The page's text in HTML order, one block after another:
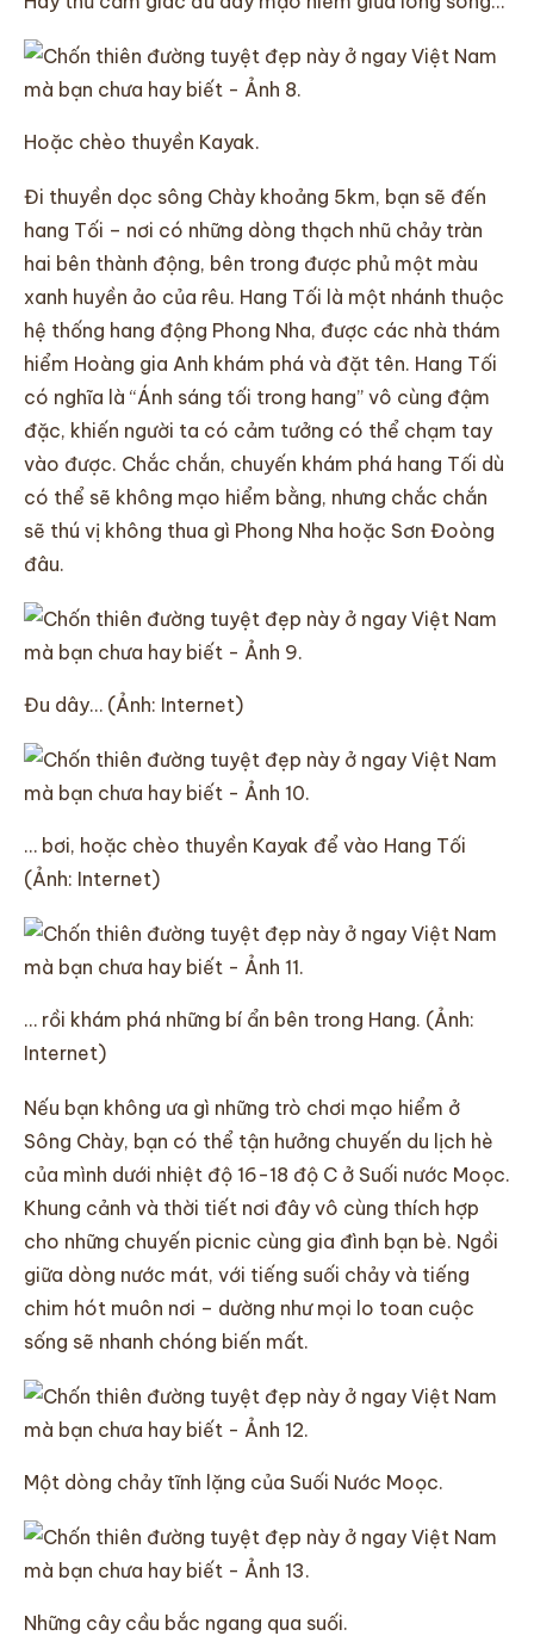
Hoặc chèo thuyền Kayak.
Đi thuyền dọc sông Chày khoảng 5km, bạn sẽ đến
hang Tối – nơi có những dòng thạch nhũ chảy tràn
hai bên thành động, bên trong được phủ một màu
xanh huyền ảo của rêu. Hang Tối là một nhánh thuộc
hệ thống hang động Phong Nha, được các nhà thám
hiểm Hoàng gia Anh khám phá và đặt tên. Hang Tối
có nghĩa là “Ánh sáng tối trong hang” vô cùng đậm
đặc, khiến người ta có cảm tưởng có thể chạm tay
vào được. Chắc chắn, chuyến khám phá hang Tối dù
có thể sẽ không mạo hiểm bằng, nhưng chắc chắn
sẽ thú vị không thua gì Phong Nha hoặc Sơn Đoòng
đâu.
Đu dây… (Ảnh: Internet)
… bơi, hoặc chèo thuyền Kayak để vào Hang Tối
(Ảnh: Internet)
… rồi khám phá những bí ẩn bên trong Hang. (Ảnh:
Internet)
Nếu bạn không ưa gì những trò chơi mạo hiểm ở
Sông Chày, bạn có thể tận hưởng chuyến du lịch hè
của mình dưới nhiệt độ 16-18 độ C ở Suối nước Moọc.
Khung cảnh và thời tiết nơi đây vô cùng thích hợp
cho những chuyến picnic cùng gia đình bạn bè. Ngồi
giữa dòng nước mát, với tiếng suối chảy và tiếng
chim hót muôn nơi – dường như mọi lo toan cuộc
sống sẽ nhanh chóng biến mất.
Một dòng chảy tĩnh lặng của Suối Nước Moọc.
Những cây cầu bắc ngang qua suối.